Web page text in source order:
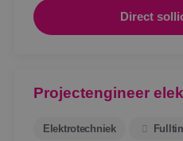
Direct
Projectengineer
Elektrotechniek